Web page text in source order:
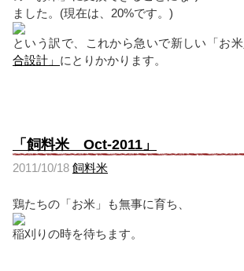
ました。(現在は、20%です。)
という訳で、これから急いで新しい「お
合設計」 にとりかかります。
「飼料米 Oct-2011」
2011/10/18 飼料米
鶏たちの「お米」も無事に育ち、
稲刈りの時を待ちます。